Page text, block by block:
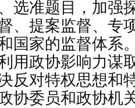
选准题目，加强
、提案监督、专
国家的监督体系
用政协影响力谋
反对特权思想和
协委员和政协机